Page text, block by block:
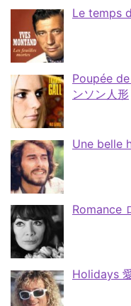
Le temps
Poupée
ンソン人形
Une belle
Romance
Holidays